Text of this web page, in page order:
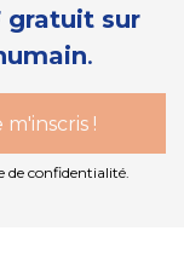
gratuit sur
.
de confidentialité.